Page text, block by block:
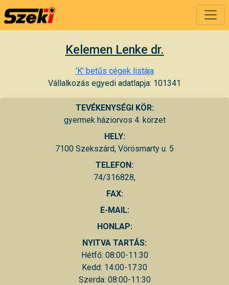
Kelemen Lenke dr.
'K' betűs cégek listája
Vállalkozás egyedi adatlapja: 101341
TEVÉKENYSÉGI KÖR:
gyermek háziorvos 4. körzet
HELY:
7100 Szekszárd, Vörösmarty u. 5
TELEFON:
74/316828,
FAX:
E-MAIL:
HONLAP:
NYITVA TARTÁS:
Hétfő: 08:00-11:30
Kedd: 14:00-17:30
Szerda: 08:00-11:30